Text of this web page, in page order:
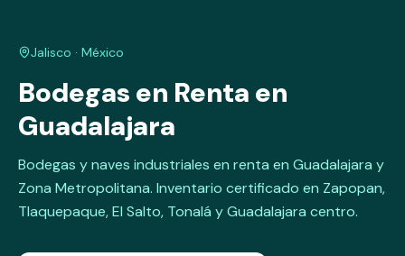
Jalisco · México
Bodegas en Renta en
Guadalajara
Bodegas y naves industriales en renta en Guadalajara y
Zona Metropolitana. Inventario certificado en Zapopan,
Tlaquepaque, El Salto, Tonalá y Guadalajara centro.